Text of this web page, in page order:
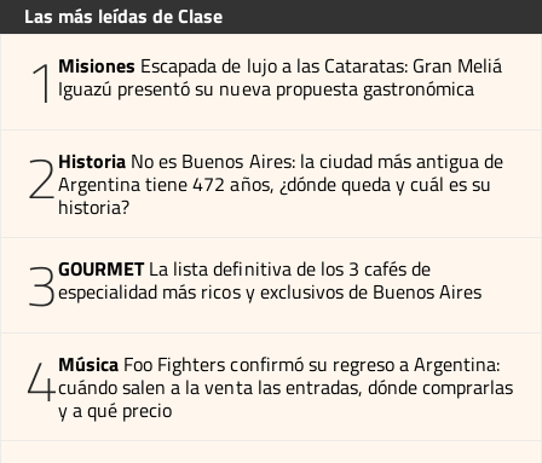
Las más leídas de Clase
1 Misiones Escapada de lujo a las Cataratas: Gran Meliá
Iguazú presentó su nueva propuesta gastronómica
2Historia No es Buenos Aires: la ciudad más antigua de
Argentina tiene 472 años, ¿dónde queda y cuál es su
historia?
3GOURMET La lista definitiva de los 3 cafés de
especialidad más ricos y exclusivos de Buenos Aires
4Música Foo Fighters confirmó su regreso a Argentina:
cuándo salen a la venta las entradas, dónde comprarlas
y a qué precio